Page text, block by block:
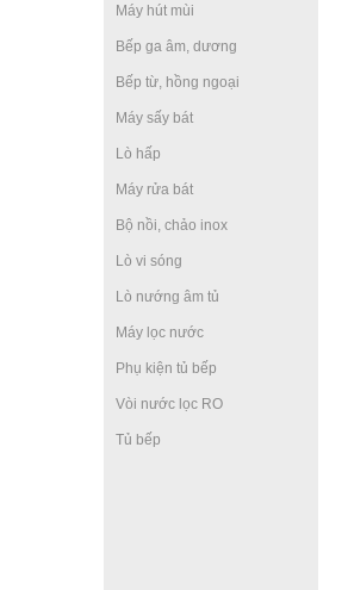
Máy hút mùi
Bếp ga âm, dương
Bếp từ, hồng ngoại
Máy sấy bát
Lò hấp
Máy rửa bát
Bộ nồi, chảo inox
Lò vi sóng
Lò nướng âm tủ
Máy lọc nước
Phụ kiện tủ bếp
Vòi nước lọc RO
Tủ bếp